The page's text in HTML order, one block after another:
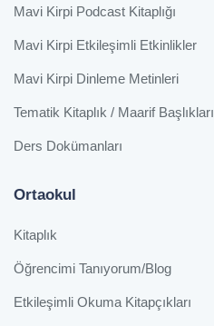
Mavi Kirpi Podcast Kitaplığı
Mavi Kirpi Etkileşimli Etkinlikler
Mavi Kirpi Dinleme Metinleri
Tematik Kitaplık / Maarif Başlıkları
Ders Dokümanları
Ortaokul
Kitaplık
Öğrencimi Tanıyorum/Blog
Etkileşimli Okuma Kitapçıkları